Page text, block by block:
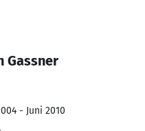
Gassner
- Juni 2010